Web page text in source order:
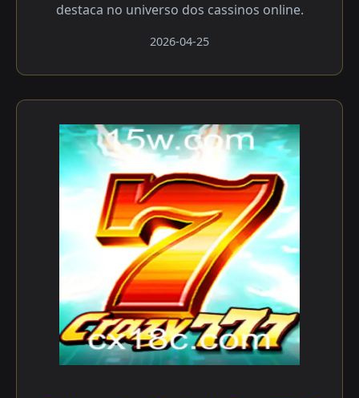
destaca no universo dos cassinos online.
2026-04-25